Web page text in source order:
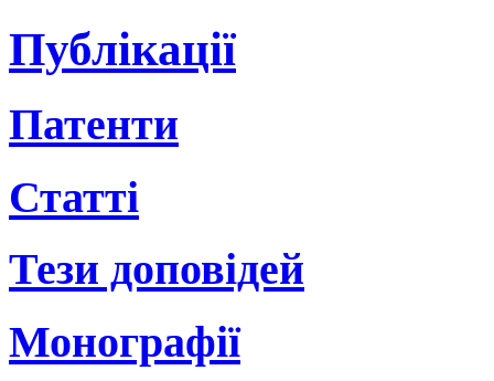
Публікації
Патенти
Статті
Тези доповідей
Монографії